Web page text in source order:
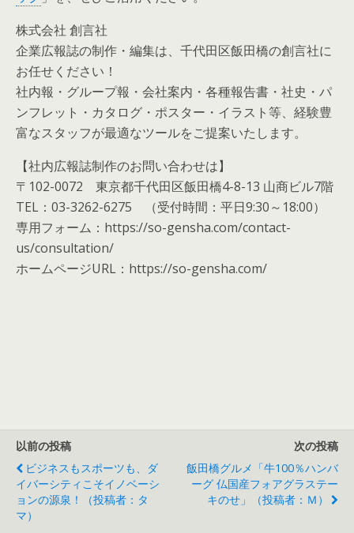
株式会社 創言社
企業広報誌の制作・編集は、千代田区飯田橋の創言社に
お任せください！
社内報・グループ報・会社案内・各種報告書・社史・パ
ンフレット・カタログ・ポスター・イラスト等、経験豊
富なスタッフが最適なツールをご提案いたします。
【社内広報誌制作のお問い合わせは】
〒102-0072 東京都千代田区飯田橋4-8-13 山商ビル7階
TEL：03-3262-6275 （受付時間：平日9:30～18:00）
専用フォーム：https://so-gensha.com/contact-
us/consultation/
ホームページURL：https://so-gensha.com/
以前の投稿
ビジネスもスポーツも、ダ
イバーシティこそイノベーシ
ョンの源泉！（投稿者：タ
マ）
次の投稿
飯田橋グルメ「牛100％ハンバ
ーグ 仏国産フォアグラステー
キのせ」（投稿者：Ｍ）